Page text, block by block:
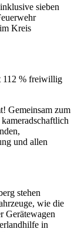
sieben
Kreis
112 % freiwillig
Gemeinsam zum
und allen
stehen
wie die
Gerätewagen
in